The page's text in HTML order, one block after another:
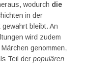
wodurch die
in der
bleibt. An
wird zudem
genommen,
Teil der populären